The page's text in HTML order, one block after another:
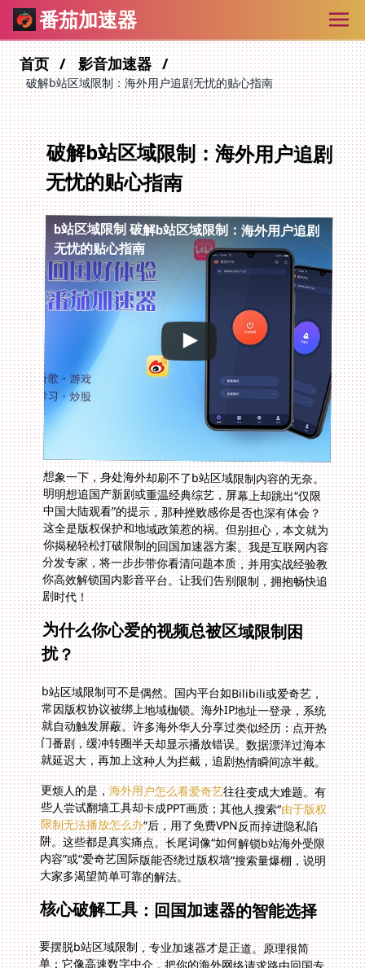
番茄加速器
首页 影音加速器
破解b站区域限制：海外用户追剧无忧的贴心指南
破解b站区域限制：海外用户追剧
无忧的贴心指南
b站区域限制 破解b站区域限制：海外用户追剧
无忧的贴心指南
想象一下，身处海外却刷不了b站区域限制内容的无奈。
明明想追国产新剧或重温经典综艺，屏幕上却跳出“仅限
中国大陆观看”的提示，那种挫败感你是否也深有体会？
这全是版权保护和地域政策惹的祸。但别担心，本文就为
你揭秘轻松打破限制的回国加速器方案。我是互联网内容
分发专家，将一步步带你看清问题本质，并用实战经验教
你高效解锁国内影音平台。让我们告别限制，拥抱畅快追
剧时代！
为什么你心爱的视频总被区域限制困
扰？
b站区域限制可不是偶然。国内平台如Bilibili或爱奇艺，
常因版权协议被绑上地域枷锁。海外IP地址一登录，系统
就自动触发屏蔽。许多海外华人分享过类似经历：点开热
门番剧，缓冲转圈半天却显示播放错误。数据漂洋过海本
就延迟大，再加上这种人为拦截，追剧热情瞬间凉半截。
更烦人的是，海外用户怎么看爱奇艺往往变成大难题。有
些人尝试翻墙工具却卡成PPT画质；其他人搜索“由于版权
限制无法播放怎么办”后，用了免费VPN反而掉进隐私陷
阱。这些都是真实痛点。长尾词像“如何解锁b站海外受限
内容”或“爱奇艺国际版能否绕过版权墙”搜索量爆棚，说明
大家多渴望简单可靠的解法。
核心破解工具：回国加速器的智能选择
要摆脱b站区域限制，专业加速器才是正道。原理很简
单：它像高速数字中介，把你的海外网络请求路由回国专
线，伪装成本地IP。平台就傻傻放行了。选加速器时别光